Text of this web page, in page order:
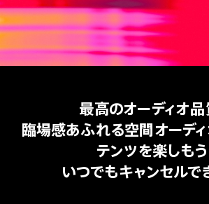
最高のオーディオ
臨場感あふれる空間オーデ
テンツを楽しもう
いつでもキャンセルで